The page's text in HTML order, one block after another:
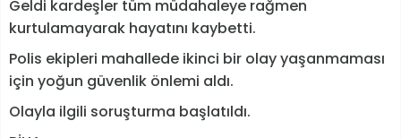
Geldi kardeşler tüm müdahaleye rağmen
kurtulamayarak hayatını kaybetti.
Polis ekipleri mahallede ikinci bir olay yaşanmaması
için yoğun güvenlik önlemi aldı.
Olayla ilgili soruşturma başlatıldı.